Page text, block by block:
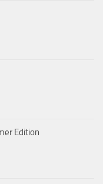
Edition